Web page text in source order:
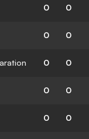
0 0
0 0
0 0
0 0
0 0